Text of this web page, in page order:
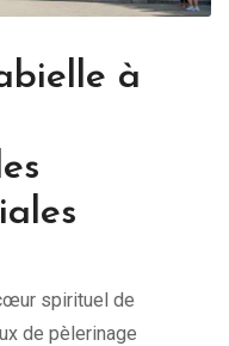
à
spirituel de
de pèlerinage